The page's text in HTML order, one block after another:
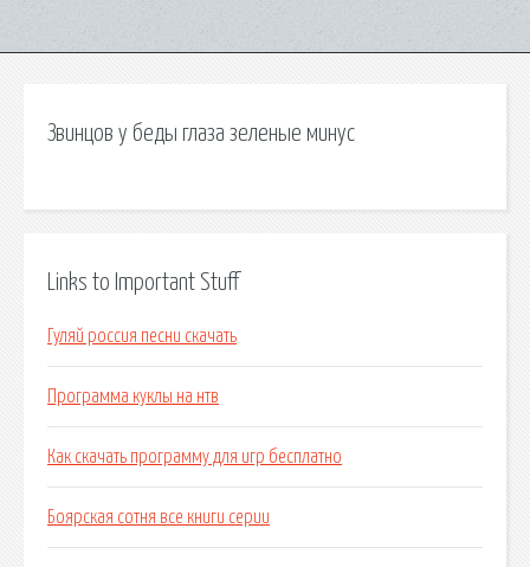
Звинцов у беды глаза зеленые минус
Links to Important Stuff
Гуляй россия песни скачать
Программа куклы на нтв
Как скачать программу для игр бесплатно
Боярская сотня все книги серии